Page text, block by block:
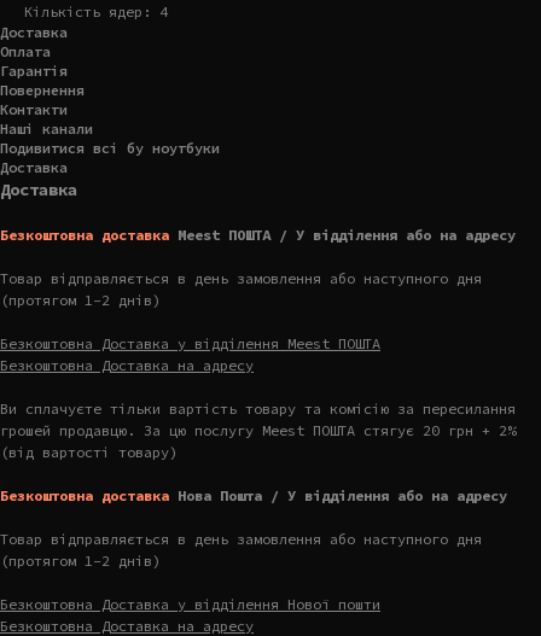
Кількість ядер: 4
Доставка
Оплата
Гарантія
Повернення
Контакти
Наші канали
Подивитися всі бу ноутбуки
Доставка
Доставка
Безкоштовна доставка Meest ПОШТА / У відділення або на адресу
Товар відправляється в день замовлення або наступного дня
(протягом 1-2 днів)
Безкоштовна Доставка у відділення Meest ПОШТА
Безкоштовна Доставка на адресу
Ви сплачуєте тільки вартість товару та комісію за пересилання
грошей продавцю. За цю послугу Meest ПОШТА стягує 20 грн + 2%
(від вартості товару)
Безкоштовна доставка Нова Пошта / У відділення або на адресу
Товар відправляється в день замовлення або наступного дня
(протягом 1-2 днів)
Безкоштовна Доставка у відділення Нової пошти
Безкоштовна Доставка на адресу